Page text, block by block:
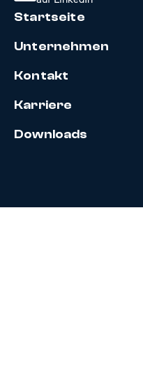
Startseite
Unternehmen
Kontakt
Karriere
Downloads